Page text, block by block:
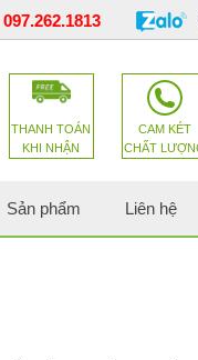
097.262.1813
THANH TOÁN
KHI NHẬN
CAM KÉT
CHẤT
Sản phẩm Liên hệ